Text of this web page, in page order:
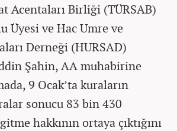
Acentaları Birliği (TÜRSAB)
Üyesi ve Hac Umre ve
Derneği (HURSAD)
Şahin, AA muhabirine
9 Ocak’ta kuraların
sonucu 83 bin 430
hakkının ortaya çıktığını